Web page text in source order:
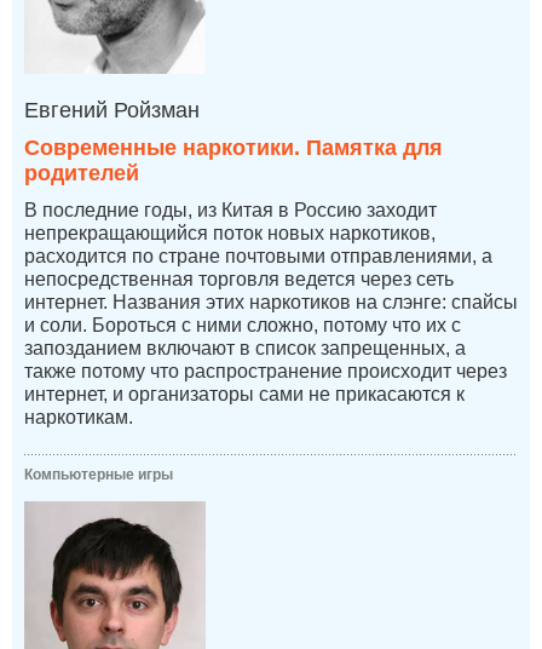
Евгений Ройзман
Современные наркотики. Памятка для
родителей
В последние годы, из Китая в Россию заходит
непрекращающийся поток новых наркотиков,
расходится по стране почтовыми отправлениями, а
непосредственная торговля ведется через сеть
интернет. Названия этих наркотиков на слэнге: спайсы
и соли. Бороться с ними сложно, потому что их с
запозданием включают в список запрещенных, а
также потому что распространение происходит через
интернет, и организаторы сами не прикасаются к
наркотикам.
Компьютерные игры